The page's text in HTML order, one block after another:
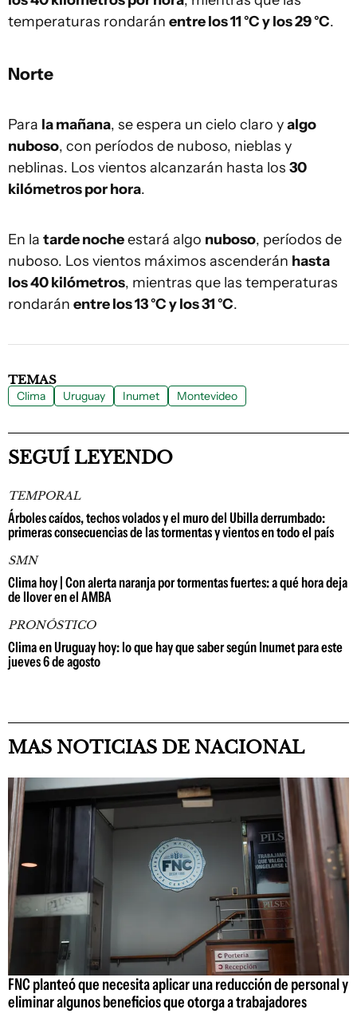
temperaturas rondarán entre los 11 °C y los 29 °C.
Norte
Para la mañana, se espera un cielo claro yalgo
nuboso, con períodos de nuboso, nieblas y
neblinas. Los vientos alcanzarán hasta los 30
kilómetros por hora.
En la tarde nocheestará algo nuboso, períodos de
nuboso. Los vientos máximos ascenderán hasta
los 40 kilómetros, mientras que las temperaturas
rondarán entre los 13 °C y los 31 °C.
TEMAS
Clima Uruguay Inumet Montevideo
SEGUÍ LEYENDO
TEMPORAL
Árboles caídos, techos volados y el muro del Ubilla derrumbado:
primeras consecuencias de las tormentas y vientos en todo el país
SMN
Clima hoy | Con alerta naranja por tormentas fuertes: a qué hora deja
de llover en el AMBA
PRONÓSTICO
Clima en Uruguay hoy: lo que hay que saber según Inumet para este
jueves 6 de agosto
MAS NOTICIAS DE NACIONAL
FNC planteó que necesita aplicar una reducción de personal y
eliminar algunos beneficios que otorga a trabajadores